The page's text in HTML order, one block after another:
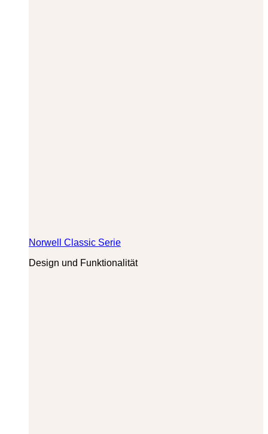
Norwell Classic Serie
Design und Funktionalität